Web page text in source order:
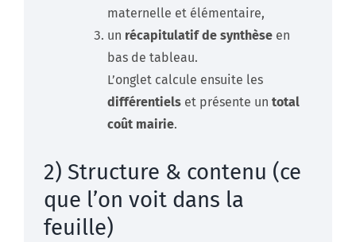
maternelle et élémentaire,
un récapitulatif de synthèse en
bas de tableau.
L’onglet calcule ensuite les
différentiels et présente un total
coût mairie.
2) Structure & contenu (ce
que l’on voit dans la
feuille)